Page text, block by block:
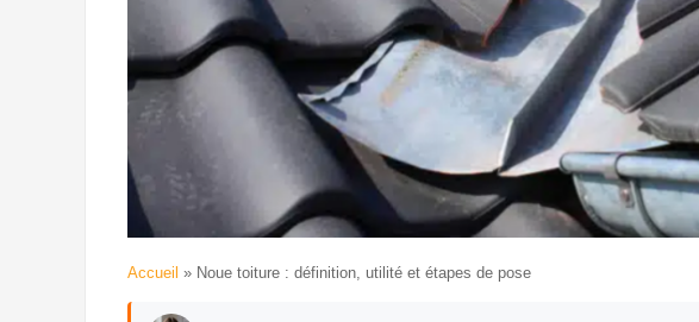
Accueil » Noue toiture : définition, utilité et étapes de pose